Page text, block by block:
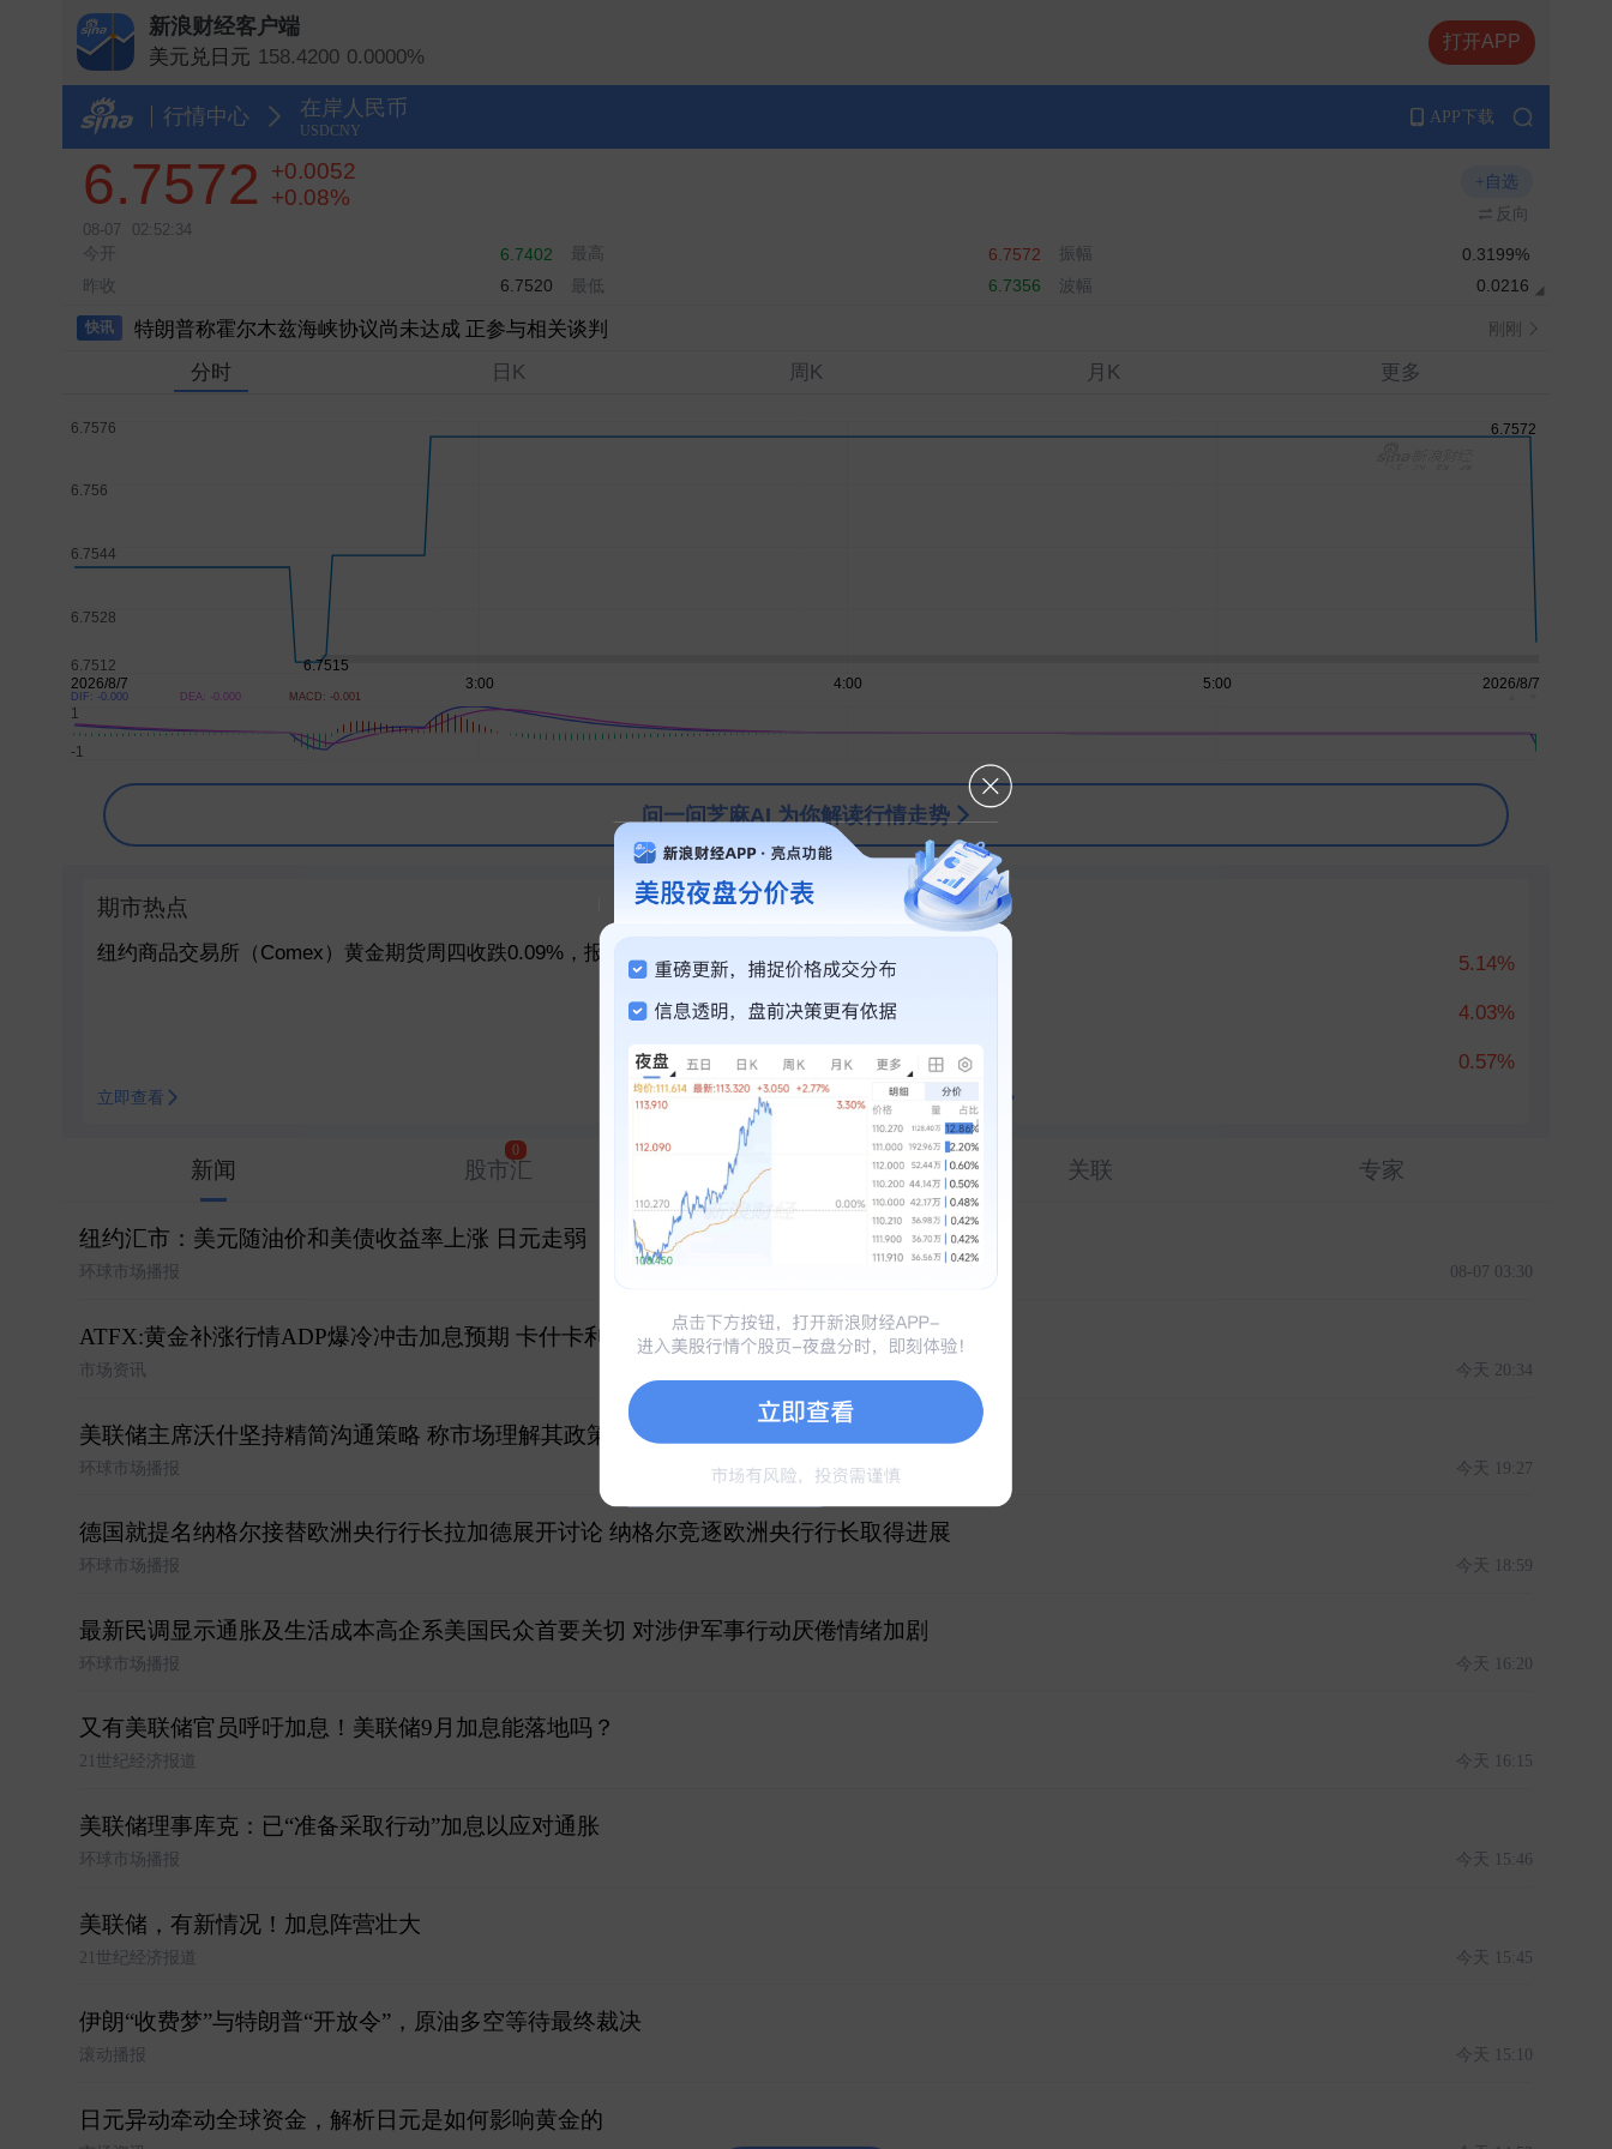
新浪财经客户端
美元兑日元 158.4200 0.0000%
比特币美元指数 64464.0000 -0.31%
美元指数 99.9699 +0.0267%
离岸人民币（香港） 6.7499 +0.0267%
在岸人民币 6.7572 +0.0770%
打开APP
行情中心 在岸人民币
USDCNY
APP下载
6.7572
+0.0052
+0.08%
08-07 02:52:34
今开 6.7402 最高 6.7572 振幅
0.3199%
昨收
6.7520 最低 6.7356 波幅 0.0216
反向
+自选
快讯 特朗普称霍尔木兹海峡协议尚未达成 正参与相关谈判 刚刚
分时 日K 周K 月K 更多
DIF: -0.000 DEA: -0.000 MACD: -0.001
问一问芝麻AI 为你解读行情走势
期市热点
纽约商品交易所（Comex）黄金期货周四收跌0.09%，报4242.00美元
立即查看
全球大类资产表现
布伦特原油 5.14%
纽约原油 4.03%
上证指数 0.57%
查看全部100+资产对比
新闻 股市汇
0
关联 专家
纽约汇市：美元随油价和美债收益率上涨 日元走弱
环球市场播报 08-07 03:30
ATFX:黄金补涨行情ADP爆冷冲击加息预期 卡什卡利支持加息
市场资讯 今天 20:34
美联储主席沃什坚持精简沟通策略 称市场理解其政策框架
环球市场播报 今天 19:27
德国就提名纳格尔接替欧洲央行行长拉加德展开讨论 纳格尔竞逐欧洲央行行长取得进展
环球市场播报 今天 18:59
最新民调显示通胀及生活成本高企系美国民众首要关切 对涉伊军事行动厌倦情绪加剧
环球市场播报 今天 16:20
又有美联储官员呼吁加息！美联储9月加息能落地吗？
21世纪经济报道 今天 16:15
美联储理事库克：已“准备采取行动”加息以应对通胀
环球市场播报 今天 15:46
美联储，有新情况！加息阵营壮大
21世纪经济报道 今天 15:45
伊朗“收费梦”与特朗普“开放令”，原油多空等待最终裁决
滚动播报 今天 15:10
日元异动牵动全球资金，解析日元是如何影响黄金的